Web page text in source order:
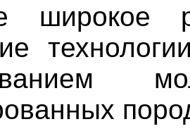
широкое